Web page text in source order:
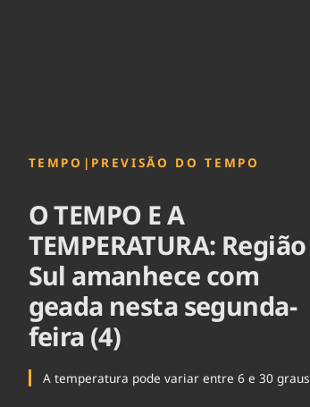
TEMPO | PREVISÃO DO TEMPO
O TEMPO E A
TEMPERATURA: Região
Sul amanhece com
geada nesta segunda-
feira (4)
A temperatura pode variar entre 6 e 30 graus